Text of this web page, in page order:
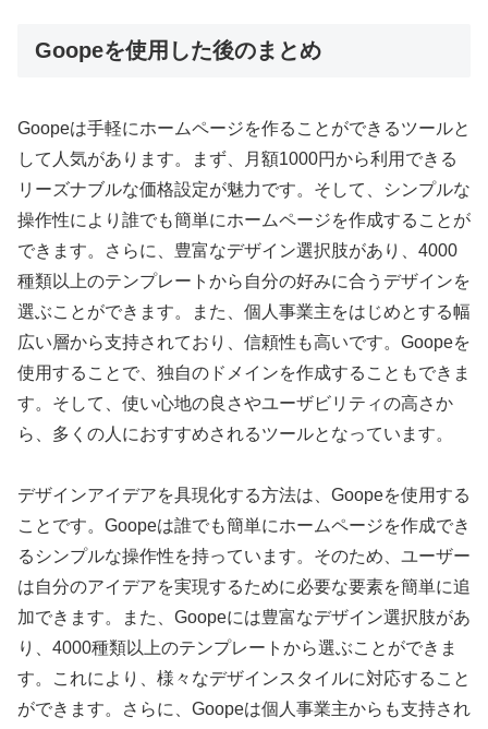
Goopeを使用した後のまとめ
Goopeは手軽にホームページを作ることができるツールと
して人気があります。まず、月額1000円から利用できる
リーズナブルな価格設定が魅力です。そして、シンプルな
操作性により誰でも簡単にホームページを作成することが
できます。さらに、豊富なデザイン選択肢があり、4000
種類以上のテンプレートから自分の好みに合うデザインを
選ぶことができます。また、個人事業主をはじめとする幅
広い層から支持されており、信頼性も高いです。Goopeを
使用することで、独自のドメインを作成することもできま
す。そして、使い心地の良さやユーザビリティの高さか
ら、多くの人におすすめされるツールとなっています。
デザインアイデアを具現化する方法は、Goopeを使用する
ことです。Goopeは誰でも簡単にホームページを作成でき
るシンプルな操作性を持っています。そのため、ユーザー
は自分のアイデアを実現するために必要な要素を簡単に追
加できます。また、Goopeには豊富なデザイン選択肢があ
り、4000種類以上のテンプレートから選ぶことができま
す。これにより、様々なデザインスタイルに対応すること
ができます。さらに、Goopeは個人事業主からも支持され